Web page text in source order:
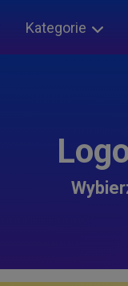
Kategorie